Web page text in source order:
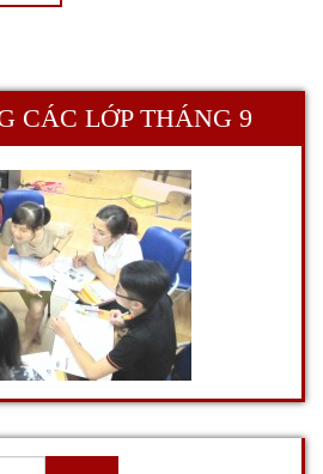
CÁC LỚP THÁNG 9